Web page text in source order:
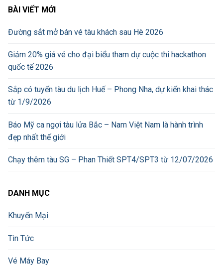
BÀI VIẾT MỚI
Đường sắt mở bán vé tàu khách sau Hè 2026
Giảm 20% giá vé cho đại biểu tham dự cuộc thi hackathon
quốc tế 2026
Sắp có tuyến tàu du lịch Huế – Phong Nha, dự kiến khai thác
từ 1/9/2026
Báo Mỹ ca ngợi tàu lửa Bắc – Nam Việt Nam là hành trình
đẹp nhất thế giới
Chạy thêm tàu SG – Phan Thiết SPT4/SPT3 từ 12/07/2026
DANH MỤC
Khuyến Mại
Tin Tức
Vé Máy Bay